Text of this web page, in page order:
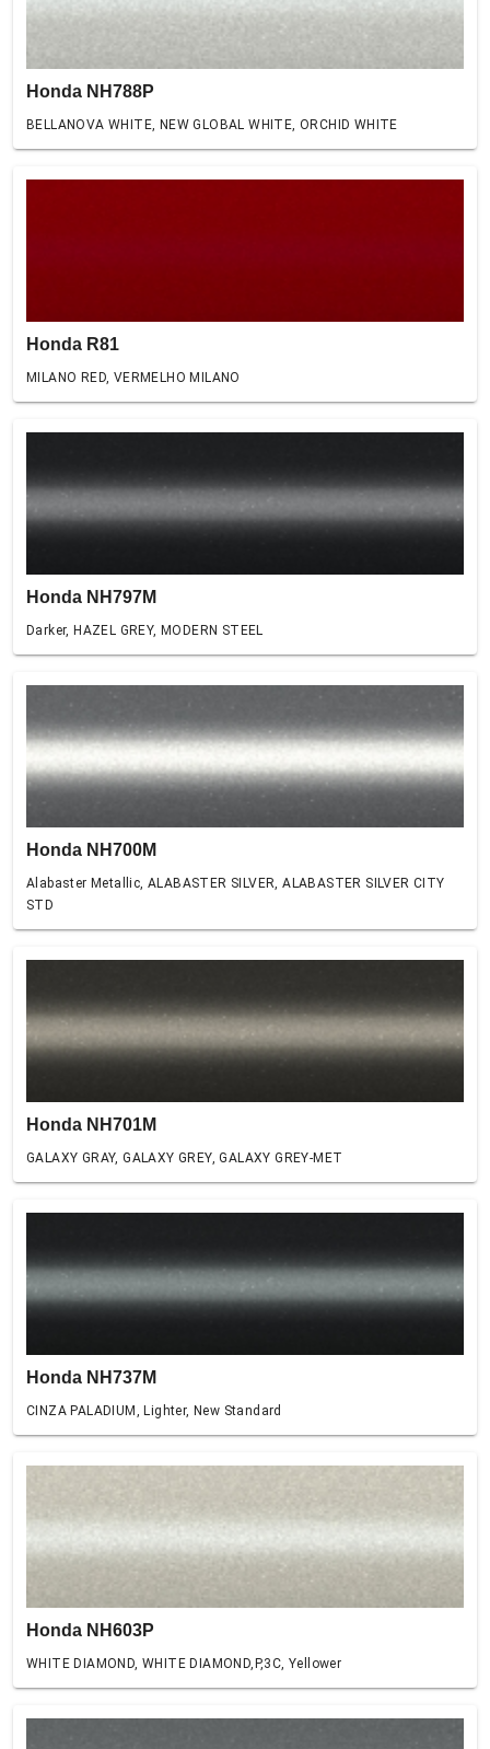
Honda NH788P
BELLANOVA WHITE, NEW GLOBAL WHITE, ORCHID WHITE
Honda R81
MILANO RED, VERMELHO MILANO
Honda NH797M
Darker, HAZEL GREY, MODERN STEEL
Honda NH700M
Alabaster Metallic, ALABASTER SILVER, ALABASTER SILVER CITY
STD
Honda NH701M
GALAXY GRAY, GALAXY GREY, GALAXY GREY-MET
Honda NH737M
CINZA PALADIUM, Lighter, New Standard
Honda NH603P
WHITE DIAMOND, WHITE DIAMOND,P,3C, Yellower